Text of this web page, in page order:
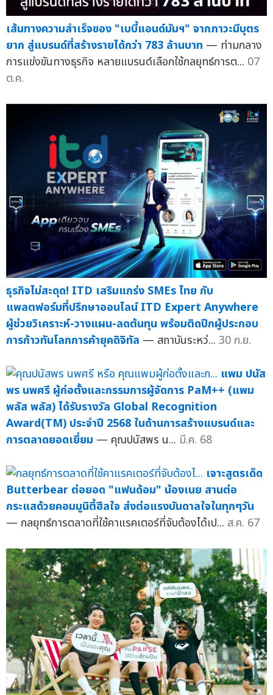
เส้นทางความสำเร็จของ "เบบี้แอนด์มัมฯ" จากภาวะมีบุตร
ยาก สู่แบรนด์ที่สร้างรายได้กว่า 783 ล้านบาท — ท่ามกลาง
การแข่งขันทางธุรกิจ หลายแบรนด์เลือกใช้กลยุทธ์การต... 07
ต.ค.
ธุรกิจไม่สะดุด! ITD เสริมแกร่ง SMEs ไทย กับ
แพลตฟอร์มที่ปรึกษาออนไลน์ ITD Expert Anywhere
ผู้ช่วยวิเคราะห์-วางแผน-ลดต้นทุน พร้อมติดปีกผู้ประกอบ
การก้าวทันโลกการค้ายุคดิจิทัล — สถาบันระหว่... 30 ก.ย.
แพม ปนัส
พร นพศรี ผู้ก่อตั้งและกรรมการผู้จัดการ PaM++ (แพม
พลัส พลัส) ได้รับรางวัล Global Recognition
Award(TM) ประจำปี 2568 ในด้านการสร้างแบรนด์และ
การตลาดยอดเยี่ยม — คุณปนัสพร น... มี.ค. 68
เจาะสูตรเด็ด
Butterbear ต่อยอด "แฟนด้อม" น้องเนย สานต่อ
กระแสด้วยคอมมูนิตี้ฮีลใจ ส่งต่อแรงบันดาลใจในทุกๆวัน
— กลยุทธ์การตลาดที่ใช้คาแรคเตอร์ที่จับต้องได้เป... ส.ค. 67